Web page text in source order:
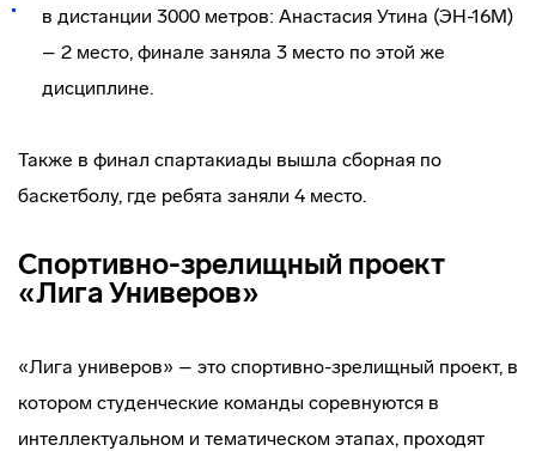
в дистанции 3000 метров: Анастасия Утина (ЭН-16М)
– 2 место, финале заняла 3 место по этой же
дисциплине.
Также в финал спартакиады вышла сборная по
баскетболу, где ребята заняли 4 место.
Спортивно-зрелищный проект
«Лига Универов»
«Лига универов» – это спортивно-зрелищный проект, в
котором студенческие команды соревнуются в
интеллектуальном и тематическом этапах, проходят